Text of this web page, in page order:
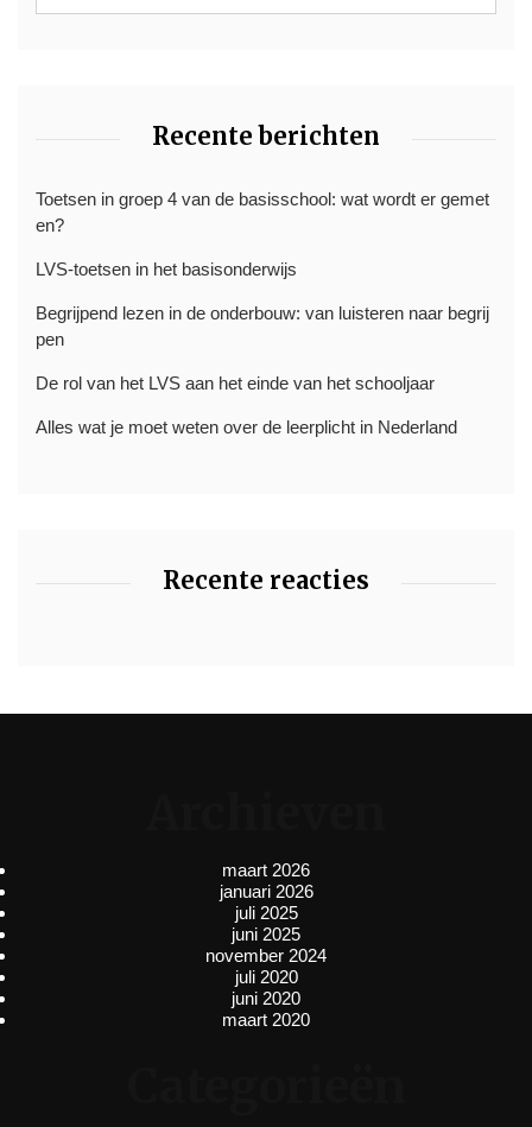
Recente berichten
Toetsen in groep 4 van de basisschool: wat wordt er gemet
en?
LVS-toetsen in het basisonderwijs
Begrijpend lezen in de onderbouw: van luisteren naar begrij
pen
De rol van het LVS aan het einde van het schooljaar
Alles wat je moet weten over de leerplicht in Nederland
Recente reacties
maart 2026
januari 2026
juli 2025
juni 2025
november 2024
juli 2020
juni 2020
maart 2020